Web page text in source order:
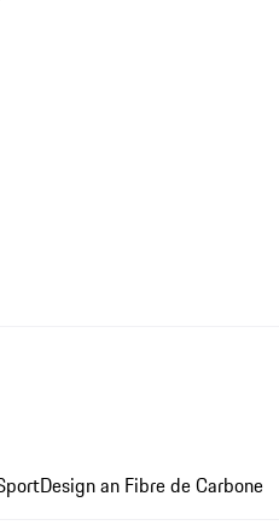
an Fibre de Carbone